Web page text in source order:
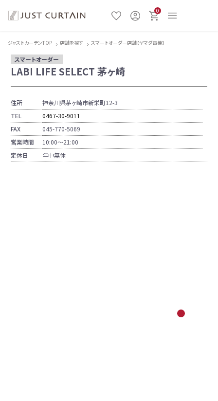
0
ジャストカーテンTOP 店舗を探す スマートオーダー店舗【ヤマダ電機】
スマートオーダー
LABI LIFE SELECT 茅ヶ崎
住所
神奈川県茅ヶ崎市新栄町12-3
TEL
0467-30-9011
FAX
045-770-5069
営業時間
10:00〜21:00
定休日
年中無休